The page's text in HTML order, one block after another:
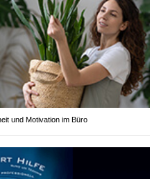
und Motivation im Büro